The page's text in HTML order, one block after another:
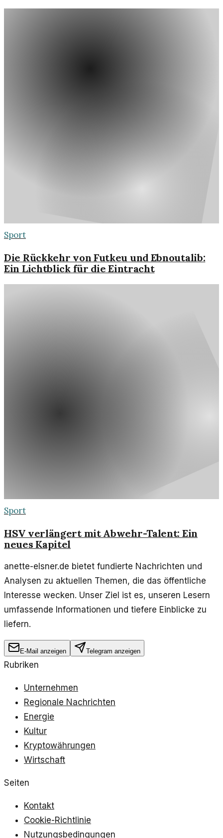
Sport
Die Rückkehr von Futkeu und Ebnoutalib:
Ein Lichtblick für die Eintracht
Sport
HSV verlängert mit Abwehr-Talent: Ein
neues Kapitel
anette-elsner.de bietet fundierte Nachrichten und
Analysen zu aktuellen Themen, die das öffentliche
Interesse wecken. Unser Ziel ist es, unseren Lesern
umfassende Informationen und tiefere Einblicke zu
liefern.
E-Mail anzeigen Telegram anzeigen
Rubriken
Unternehmen
Regionale Nachrichten
Energie
Kultur
Kryptowährungen
Wirtschaft
Seiten
Kontakt
Cookie-Richtlinie
Nutzungsbedingungen